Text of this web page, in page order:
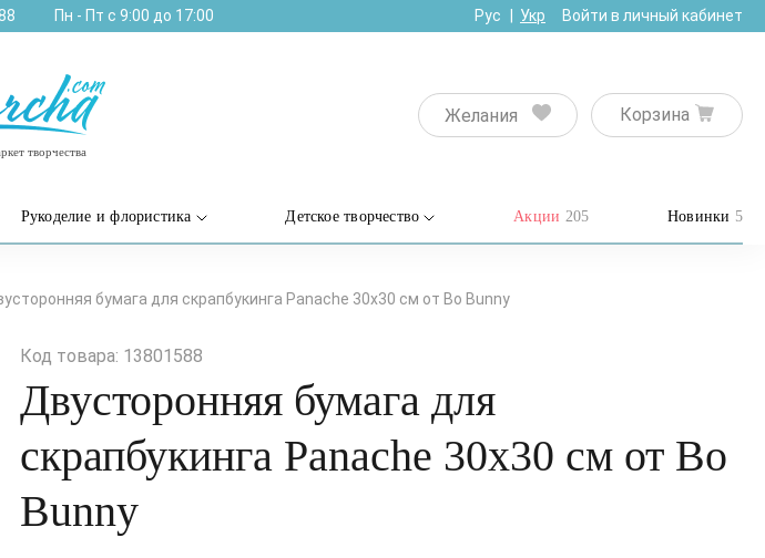
Пн - Пт с 9:00 до 17:00 Рус Укр Войти в личный кабинет
творчества
Желания Корзина
Рукоделие и флористика Детское творчество Акции 205 Новинки 5
бумага для скрапбукинга Panache 30х30 см от Bo Bunny
Код товара: 13801588
Двусторонняя бумага для
скрапбукинга Panache 30х30 см от Bo
Bunny